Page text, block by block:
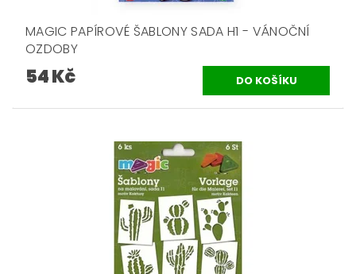
MAGIC PAPÍROVÉ ŠABLONY SADA H1 - VÁNOČNÍ
OZDOBY
54 Kč